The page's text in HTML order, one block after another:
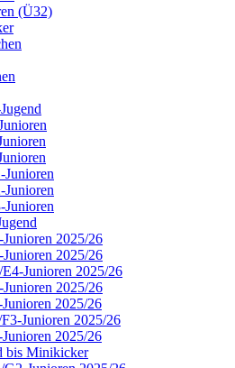
(Ü32)
Junioren
Junioren
Junioren
Junioren 2025/26
Junioren 2025/26
Junioren 2025/26
Junioren 2025/26
2025/26
Junioren 2025/26
2025/26
bis Minikicker